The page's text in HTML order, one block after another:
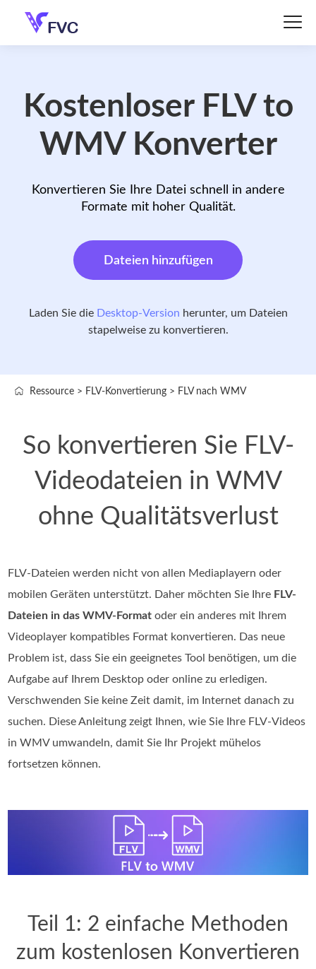
Kostenloser FLV to
WMV Konverter
Konvertieren Sie Ihre Datei schnell in andere
Formate mit hoher Qualität.
Dateien hinzufügen
Laden Sie die Desktop‑Version herunter, um Dateien
stapelweise zu konvertieren.
Ressource > FLV-Konvertierung > FLV nach WMV
So konvertieren Sie FLV-
Videodateien in WMV
ohne Qualitätsverlust
FLV-Dateien werden nicht von allen Mediaplayern oder
mobilen Geräten unterstützt. Daher möchten Sie Ihre FLV-
Dateien in das WMV-Format oder ein anderes mit Ihrem
Videoplayer kompatibles Format konvertieren. Das neue
Problem ist, dass Sie ein geeignetes Tool benötigen, um die
Aufgabe auf Ihrem Desktop oder online zu erledigen.
Verschwenden Sie keine Zeit damit, im Internet danach zu
suchen. Diese Anleitung zeigt Ihnen, wie Sie Ihre FLV-Videos
in WMV umwandeln, damit Sie Ihr Projekt mühelos
fortsetzen können.
Teil 1: 2 einfache Methoden
zum kostenlosen Konvertieren